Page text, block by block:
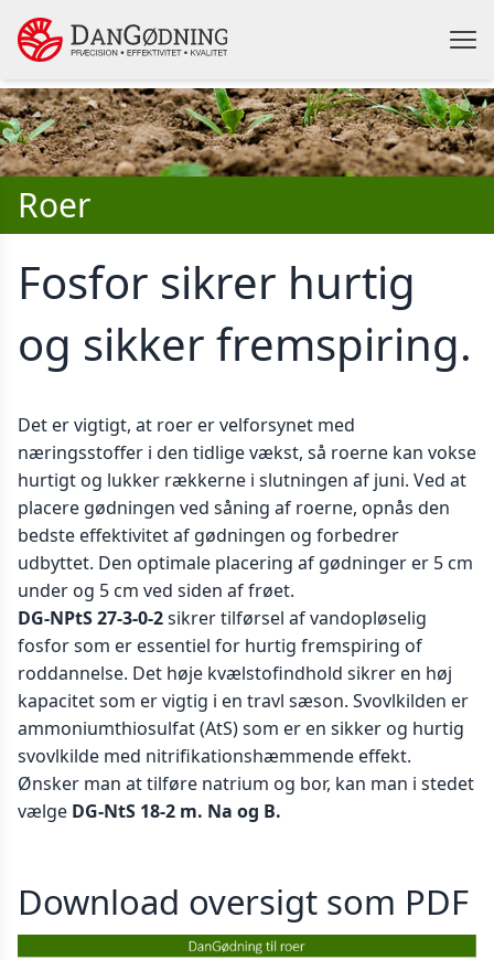
Roer
Fosfor sikrer hurtig
og sikker fremspiring.
Det er vigtigt, at roer er velforsynet med
næringsstoffer i den tidlige vækst, så roerne kan vokse
hurtigt og lukker rækkerne i slutningen af juni. Ved at
placere gødningen ved såning af roerne, opnås den
bedste effektivitet af gødningen og forbedrer
udbyttet. Den optimale placering af gødninger er 5 cm
under og 5 cm ved siden af frøet.
DG-NPtS 27-3-0-2sikrer tilførsel af vandopløselig
fosfor som er essentiel for hurtig fremspiring of
roddannelse. Det høje kvælstofindhold sikrer en høj
kapacitet som er vigtig i en travl sæson. Svovlkilden er
ammoniumthiosulfat (AtS) som er en sikker og hurtig
svovlkilde med nitrifikationshæmmende effekt.
Ønsker man at tilføre natrium og bor, kan man i stedet
vælge DG-NtS 18-2 m. Na og B.
Download oversigt som PDF